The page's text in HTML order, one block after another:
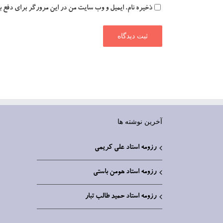
ذخیره نام، ایمیل و وب سایت من در این مرورگر برای
آخرین نوشته ها
رزومه استاد علی کریمی
رزومه استاد هومن باستی
رزومه استاد حمید طالب تبار